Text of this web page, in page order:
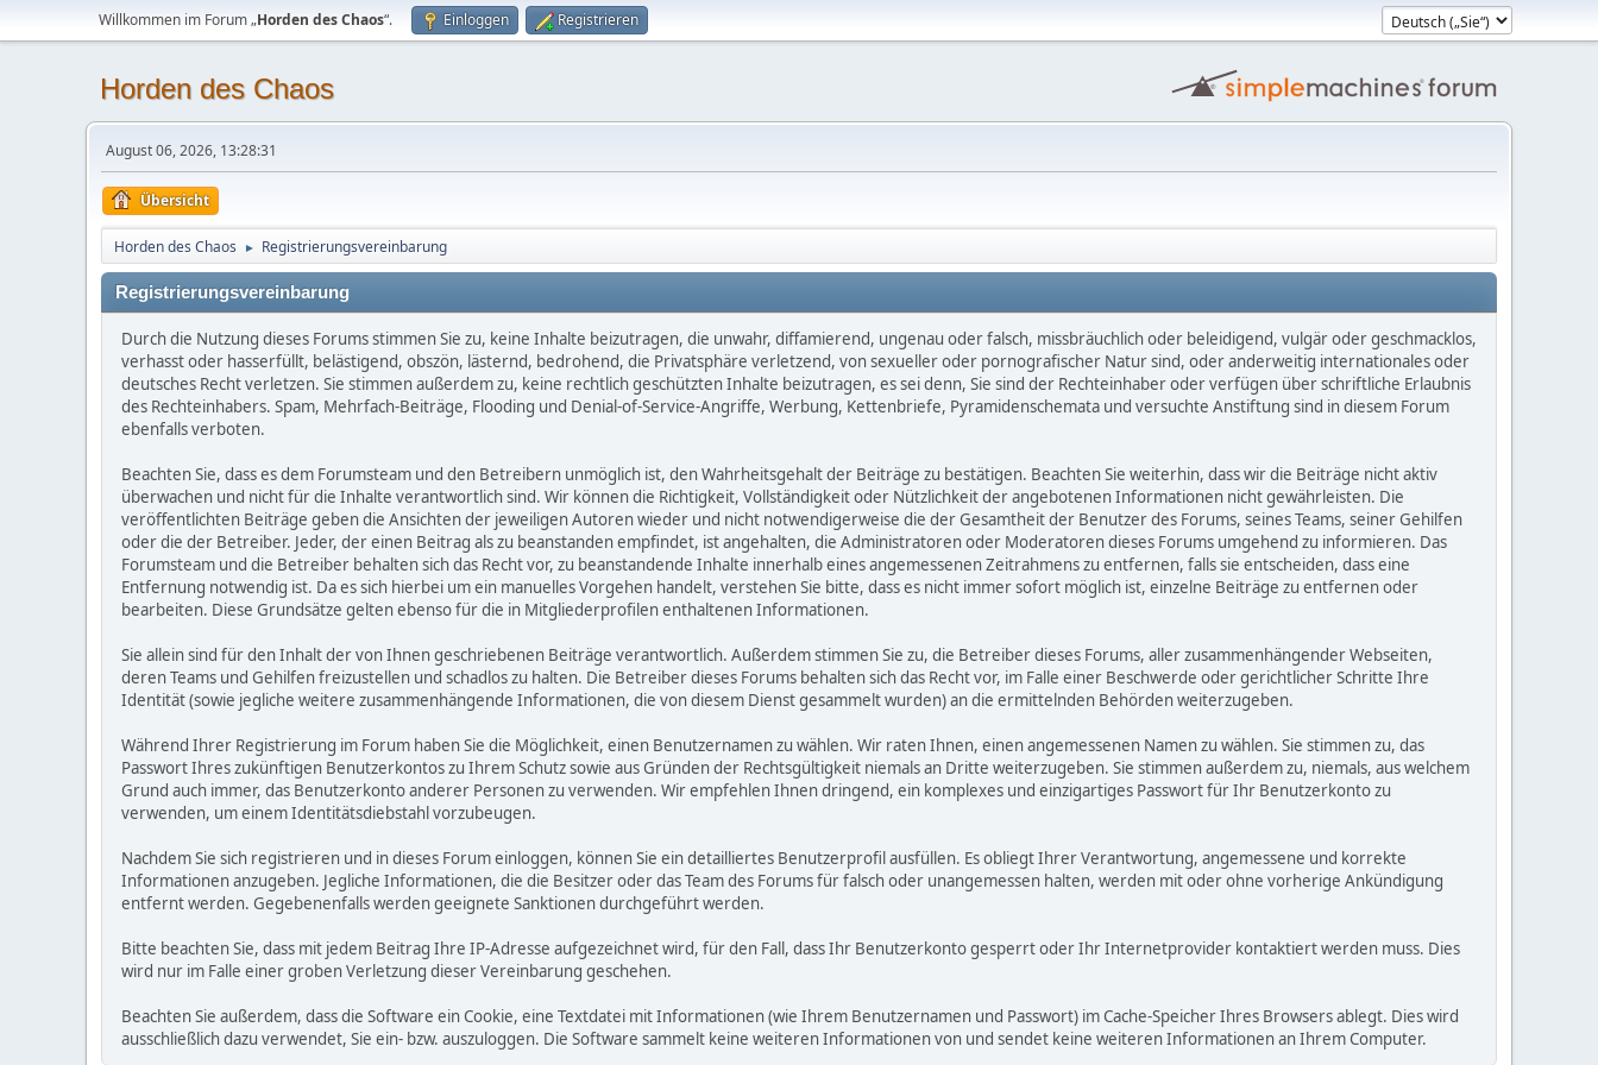
Willkommen im Forum „Horden des Chaos“. Einloggen Registrieren
Horden des Chaos
August 06, 2026, 13:28:31
Übersicht
Horden des Chaos ► Registrierungsvereinbarung
Registrierungsvereinbarung
Durch die Nutzung dieses Forums stimmen Sie zu, keine Inhalte beizutragen, die unwahr, diffamierend, ungenau oder falsch, missbräuchlich oder beleidigend, vulgär oder geschmacklos,
verhasst oder hasserfüllt, belästigend, obszön, lästernd, bedrohend, die Privatsphäre verletzend, von sexueller oder pornografischer Natur sind, oder anderweitig internationales oder
deutsches Recht verletzen. Sie stimmen außerdem zu, keine rechtlich geschützten Inhalte beizutragen, es sei denn, Sie sind der Rechteinhaber oder verfügen über schriftliche Erlaubnis
des Rechteinhabers. Spam, Mehrfach-Beiträge, Flooding und Denial-of-Service-Angriffe, Werbung, Kettenbriefe, Pyramidenschemata und versuchte Anstiftung sind in diesem Forum
ebenfalls verboten.
Beachten Sie, dass es dem Forumsteam und den Betreibern unmöglich ist, den Wahrheitsgehalt der Beiträge zu bestätigen. Beachten Sie weiterhin, dass wir die Beiträge nicht aktiv
überwachen und nicht für die Inhalte verantwortlich sind. Wir können die Richtigkeit, Vollständigkeit oder Nützlichkeit der angebotenen Informationen nicht gewährleisten. Die
veröffentlichten Beiträge geben die Ansichten der jeweiligen Autoren wieder und nicht notwendigerweise die der Gesamtheit der Benutzer des Forums, seines Teams, seiner Gehilfen
oder die der Betreiber. Jeder, der einen Beitrag als zu beanstanden empfindet, ist angehalten, die Administratoren oder Moderatoren dieses Forums umgehend zu informieren. Das
Forumsteam und die Betreiber behalten sich das Recht vor, zu beanstandende Inhalte innerhalb eines angemessenen Zeitrahmens zu entfernen, falls sie entscheiden, dass eine
Entfernung notwendig ist. Da es sich hierbei um ein manuelles Vorgehen handelt, verstehen Sie bitte, dass es nicht immer sofort möglich ist, einzelne Beiträge zu entfernen oder
bearbeiten. Diese Grundsätze gelten ebenso für die in Mitgliederprofilen enthaltenen Informationen.
Sie allein sind für den Inhalt der von Ihnen geschriebenen Beiträge verantwortlich. Außerdem stimmen Sie zu, die Betreiber dieses Forums, aller zusammenhängender Webseiten,
deren Teams und Gehilfen freizustellen und schadlos zu halten. Die Betreiber dieses Forums behalten sich das Recht vor, im Falle einer Beschwerde oder gerichtlicher Schritte Ihre
Identität (sowie jegliche weitere zusammenhängende Informationen, die von diesem Dienst gesammelt wurden) an die ermittelnden Behörden weiterzugeben.
Während Ihrer Registrierung im Forum haben Sie die Möglichkeit, einen Benutzernamen zu wählen. Wir raten Ihnen, einen angemessenen Namen zu wählen. Sie stimmen zu, das
Passwort Ihres zukünftigen Benutzerkontos zu Ihrem Schutz sowie aus Gründen der Rechtsgültigkeit niemals an Dritte weiterzugeben. Sie stimmen außerdem zu, niemals, aus welchem
Grund auch immer, das Benutzerkonto anderer Personen zu verwenden. Wir empfehlen Ihnen dringend, ein komplexes und einzigartiges Passwort für Ihr Benutzerkonto zu
verwenden, um einem Identitätsdiebstahl vorzubeugen.
Nachdem Sie sich registrieren und in dieses Forum einloggen, können Sie ein detailliertes Benutzerprofil ausfüllen. Es obliegt Ihrer Verantwortung, angemessene und korrekte
Informationen anzugeben. Jegliche Informationen, die die Besitzer oder das Team des Forums für falsch oder unangemessen halten, werden mit oder ohne vorherige Ankündigung
entfernt werden. Gegebenenfalls werden geeignete Sanktionen durchgeführt werden.
Bitte beachten Sie, dass mit jedem Beitrag Ihre IP-Adresse aufgezeichnet wird, für den Fall, dass Ihr Benutzerkonto gesperrt oder Ihr Internetprovider kontaktiert werden muss. Dies
wird nur im Falle einer groben Verletzung dieser Vereinbarung geschehen.
Beachten Sie außerdem, dass die Software ein Cookie, eine Textdatei mit Informationen (wie Ihrem Benutzernamen und Passwort) im Cache-Speicher Ihres Browsers ablegt. Dies wird
ausschließlich dazu verwendet, Sie ein- bzw. auszuloggen. Die Software sammelt keine weiteren Informationen von und sendet keine weiteren Informationen an Ihrem Computer.